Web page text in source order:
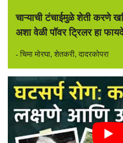
चाऱ्याची टंचाईमुळे शेती करणे
अशा वेळी पॉवर ट्रिलर हा
- चिमा मोरघा, शेतकरी, दादरकोपरा